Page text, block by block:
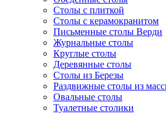
Столы с плиткой
Столы с керамокранитом
Письменные столы Верди
Журнальные столы
Круглые столы
Деревянные столы
Столы из Березы
Раздвижные столы из
Овальные столы
Туалетные столики